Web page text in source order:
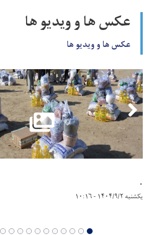
عکس ها و ویدیو ها
عکس ها و ویدیو ها
.
یکشنبه ۱۴۰۴/۹/۲ - ۱۰:۱۶